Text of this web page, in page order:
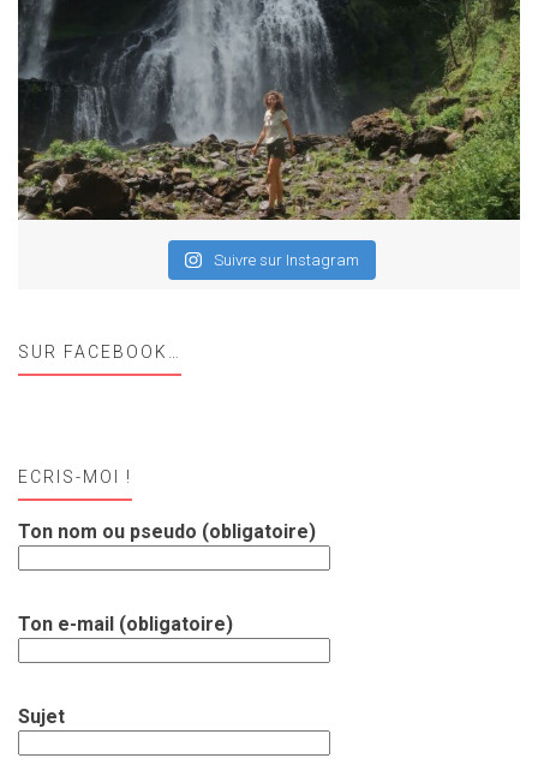
Suivre sur Instagram
SUR FACEBOOK…
ECRIS-MOI !
Ton nom ou pseudo (obligatoire)
Ton e-mail (obligatoire)
Sujet